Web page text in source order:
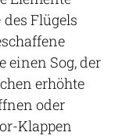
Flügels
einen Sog, der
erhöhte
oder
Klappen